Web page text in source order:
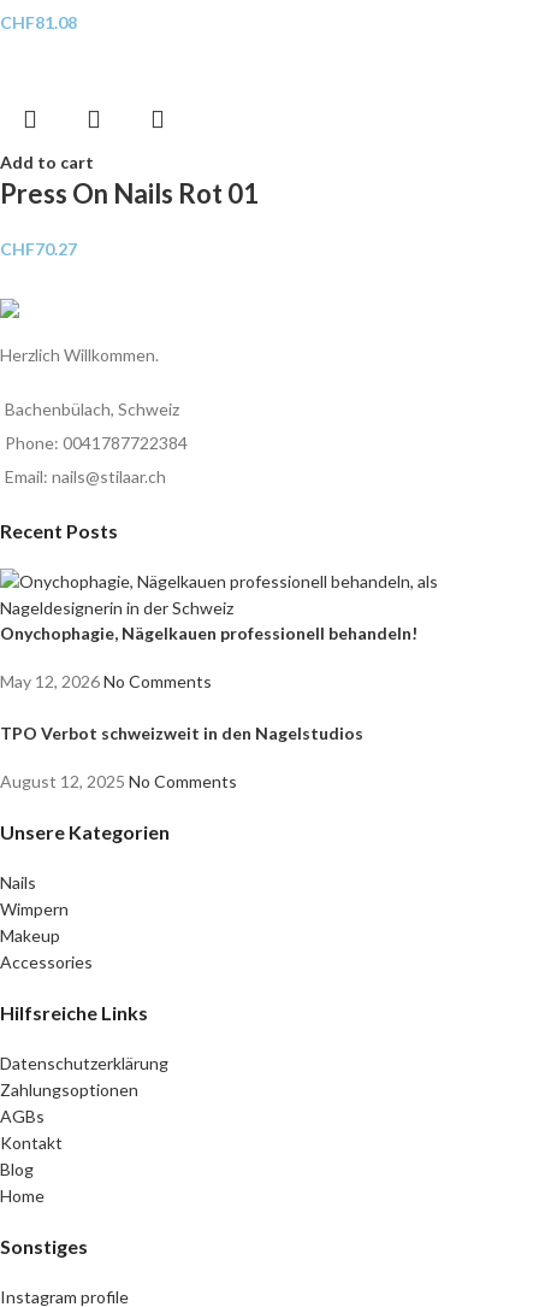
CHF81.08
Add to cart
Press On Nails Rot 01
CHF70.27
Herzlich Willkommen.
Bachenbülach, Schweiz
Phone: 0041787722384
Email: nails@stilaar.ch
Recent Posts
Onychophagie, Nägelkauen professionell behandeln!
May 12, 2026No Comments
TPO Verbot schweizweit in den Nagelstudios
August 12, 2025 No Comments
Unsere Kategorien
Nails
Wimpern
Makeup
Accessories
Hilfsreiche Links
Datenschutzerklärung
Zahlungsoptionen
AGBs
Kontakt
Blog
Home
Sonstiges
Instagram profile